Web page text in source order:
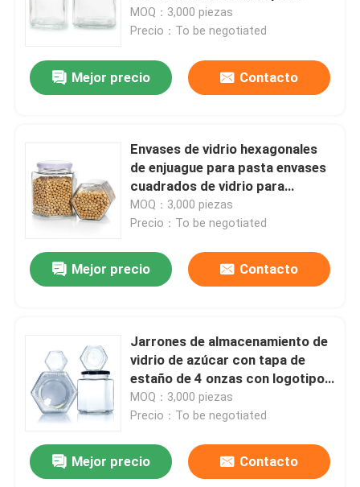
Deja un mensaje
¡Te llamaremos pronto!
metálicas
MOQ：3,000 piezas
Precio：To be negotiated
Mejor precio Contacto
Envases de vidrio hexagonales
de enjuague para pasta envases
cuadrados de vidrio para
alimentos envases de
almacenamiento 16 oz
MOQ：3,000 piezas
Precio：To be negotiated
Mejor precio Contacto
Jarrones de almacenamiento de
vidrio de azúcar con tapa de
estaño de 4 onzas con logotipo
personalizado
MOQ：3,000 piezas
Precio：To be negotiated
Mejor precio Contacto